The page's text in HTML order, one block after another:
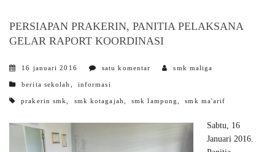
PERSIAPAN PRAKERIN, PANITIA PELAKSANA
GELAR RAPORT KOORDINASI
16 januari 2016 satu komentar smk maliga
categories
berita sekolah informasi
tags
prakerin smk smk kotagajah smk lampung smk ma'arif
Sabtu, 16
Januari 2016.